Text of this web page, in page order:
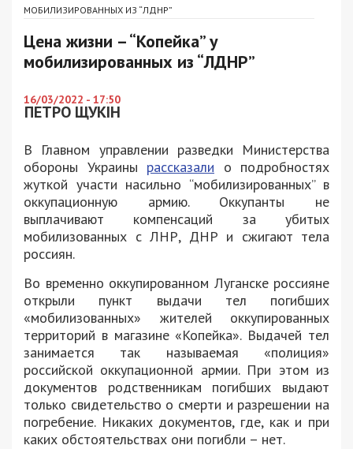
МОБИЛИЗИРОВАННЫХ ИЗ “ЛДНР”
Цена жизни – “Копейка” у
мобилизированных из “ЛДНР”
16/03/2022 - 17:50
ПЕТРО ЩУКІН
В Главном управлении разведки Министерства
обороны Украины рассказали о подробностях
жуткой участи насильно “мобилизированных” в
оккупационную армию. Оккупанты не
выплачивают компенсаций за убитых
мобилизованных с ЛНР, ДНР и сжигают тела
россиян.
Во временно оккупированном Луганске россияне
открыли пункт выдачи тел погибших
«мобилизованных» жителей оккупированных
территорий в магазине «Копейка». Выдачей тел
занимается так называемая «полиция»
российской оккупационной армии. При этом из
документов родственникам погибших выдают
только свидетельство о смерти и разрешении на
погребение. Никаких документов, где, как и при
каких обстоятельствах они погибли – нет.